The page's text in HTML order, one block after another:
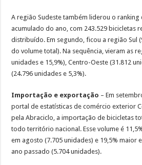
A região Sudeste também liderou o
acumulado do ano, com 243.529 bicicletas
distribuído. Em segundo, ficou a região Sul
do volume total). Na sequência, vieram as
unidades e 15,9%), Centro-Oeste (31.812
(24.796 unidades e 5,3%).
Importação e exportação – Em
portal de estatísticas de comércio exterior
pela Abraciclo, a importação de bicicletas
todo território nacional. Esse volume é
em agosto (7.705 unidades) e 19,5% maior
ano passado (5.704 unidades).